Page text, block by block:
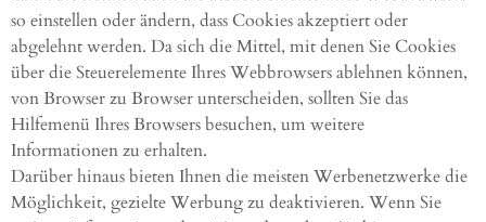
so einstellen oder ändern, dass Cookies akzeptiert oder
abgelehnt werden. Da sich die Mittel, mit denen Sie Cookies
über die Steuerelemente Ihres Webbrowsers ablehnen können,
von Browser zu Browser unterscheiden, sollten Sie das
Hilfemenü Ihres Browsers besuchen, um weitere
Informationen zu erhalten.
Darüber hinaus bieten Ihnen die meisten Werbenetzwerke die
Möglichkeit, gezielte Werbung zu deaktivieren. Wenn Sie